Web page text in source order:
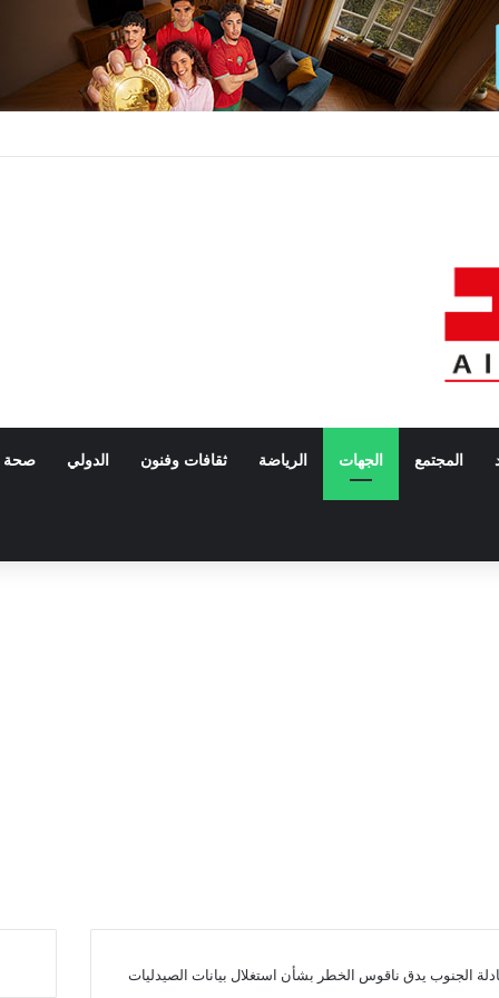
المجتمع الجهات الرياضة ثقافات وفنون الدولي صحة
الجنوب يدق ناقوس الخطر بشأن استغلال بيانات الصيدليات